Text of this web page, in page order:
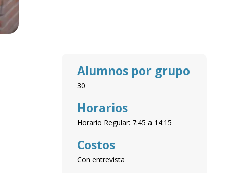
Alumnos por grupo
30
Horarios
Horario Regular: 7:45 a 14:15
Costos
Con entrevista